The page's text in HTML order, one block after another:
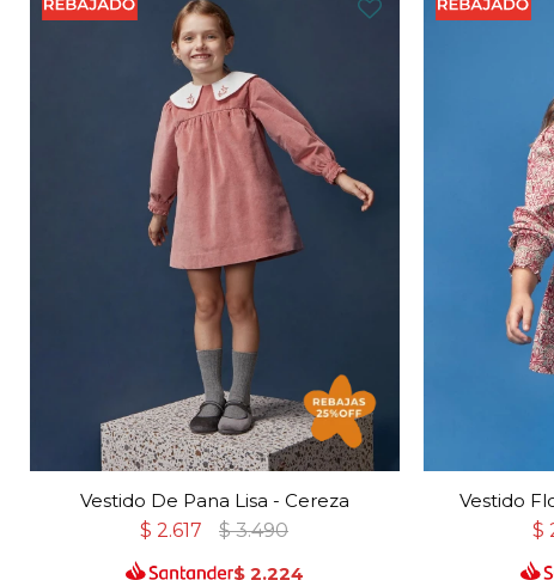
Vestido De Pana Lisa - Cereza
$ 2.617 $ 3.490
$ 2.224
Vestido
$